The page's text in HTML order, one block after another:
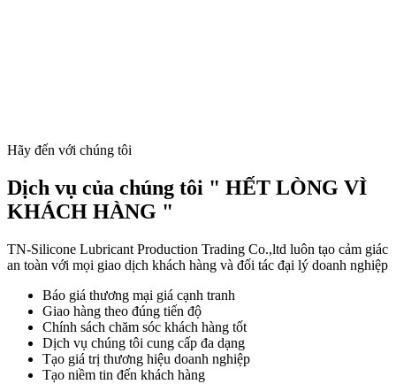
Hãy đến với chúng tôi
Dịch vụ của chúng tôi " HẾT LÒNG VÌ
KHÁCH HÀNG "
TN-Silicone Lubricant Production Trading Co.,ltd luôn tạo cảm giác
an toàn với mọi giao dịch khách hàng và đối tác đại lý doanh nghiệp
Báo giá thương mại giá cạnh tranh
Giao hàng theo đúng tiến độ
Chính sách chăm sóc khách hàng tốt
Dịch vụ chúng tôi cung cấp đa dạng
Tạo giá trị thương hiệu doanh nghiệp
Tạo niềm tin đến khách hàng